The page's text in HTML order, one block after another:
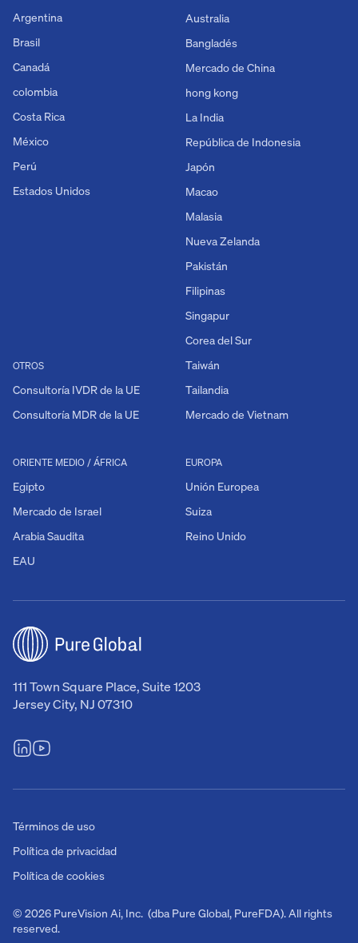
111 Town Square Place, Suite 1203
Jersey City, NJ 07310
Argentina
Brasil
Canadá
colombia
Costa Rica
México
Perú
Estados Unidos
OTROS
Consultoría IVDR de la UE
Consultoría MDR de la UE
EUROPA
Unión Europea
Suiza
Reino Unido
ORIENTE MEDIO / ÁFRICA
Egipto
Mercado de Israel
Arabia Saudita
EAU
Australia
Bangladés
Mercado de China
hong kong
La India
República de Indonesia
Japón
Macao
Malasia
Nueva Zelanda
Pakistán
Filipinas
Singapur
Corea del Sur
Taiwán
Tailandia
Mercado de Vietnam
© 2026 PureVision Ai, Inc. (dba Pure Global, PureFDA). All rights
reserved.
Términos de uso
Política de privacidad
Política de cookies